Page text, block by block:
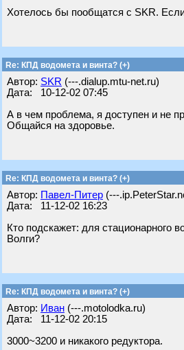
Хотелось бы пообщатся с SKR. Если
Re: КПД водомета и винта? (+)
Автор: SKR (---.dialup.mtu-net.ru)
Дата: 10-12-02 07:45
А в чем проблема, я доступен и не
Общайся на здоровье.
Re: КПД водомета и винта? (+)
Автор: Павел-Питер (---
Дата: 11-12-02 16:23
Кто подскажет: для стационарного
Волги?
Re: КПД водомета и винта? (+)
Автор: Иван (---.motolodka.ru)
Дата: 11-12-02 20:15
3000~3200 и никакого редуктора.